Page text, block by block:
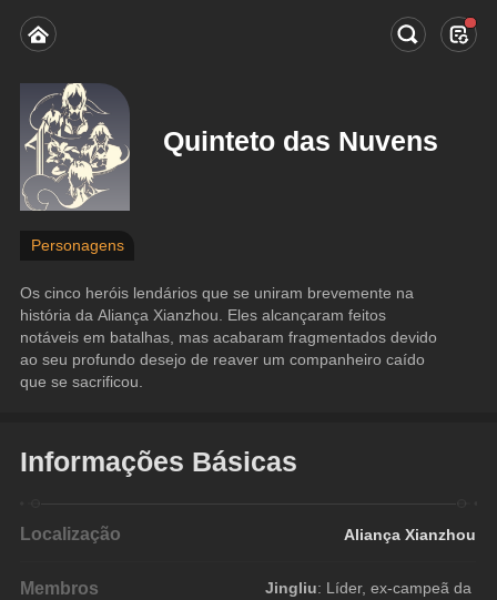
Quinteto das Nuvens
Personagens
Os cinco heróis lendários que se uniram brevemente na
história da Aliança Xianzhou. Eles alcançaram feitos
notáveis em batalhas, mas acabaram fragmentados devido
ao seu profundo desejo de reaver um companheiro caído
que se sacrificou.
Informações Básicas
Localização Aliança Xianzhou
Membros Jingliu: Líder, ex-campeã da